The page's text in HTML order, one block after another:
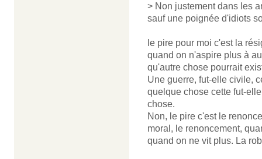
> Non justement dans les
sauf une poignée d'idiots
le pire pour moi c'est la
quand on n'aspire plus à
qu'autre chose pourrait
Une guerre, fut-elle civile,
quelque chose cette fut-
chose.
Non, le pire c'est le
moral, le renoncement,
quand on ne vit plus. La